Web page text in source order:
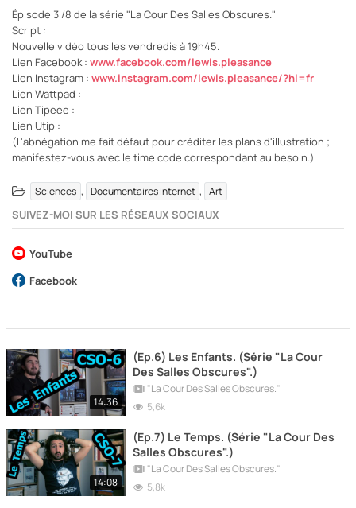
Épisode 3 /8 de la série "La Cour Des Salles Obscures."
Script :
Nouvelle vidéo tous les vendredis à 19h45.
Lien Facebook : www.facebook.com/lewis.pleasance
Lien Instagram : www.instagram.com/lewis.pleasance/?hl=fr
Lien Wattpad :
Lien Tipeee :
Lien Utip :
(L'abnégation me fait défaut pour créditer les plans d'illustration ;
manifestez-vous avec le time code correspondant au besoin.)
Sciences , Documentaires Internet , Art
SUIVEZ-MOI SUR LES RÉSEAUX SOCIAUX
YouTube
Facebook
14:36
(Ep.6) Les Enfants. (Série "La Cour
Des Salles Obscures".)
"La Cour Des Salles Obscures."
5,6k
14:08
(Ep.7) Le Temps. (Série "La Cour Des
Salles Obscures".)
"La Cour Des Salles Obscures."
5,8k